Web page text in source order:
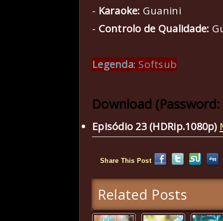
- Karaoke: Guanini
- Controlo de Qualidade:
Legenda: Softsub
Download
Episódio 23 (HDRip.1080p)
Share This Post
Related Posts